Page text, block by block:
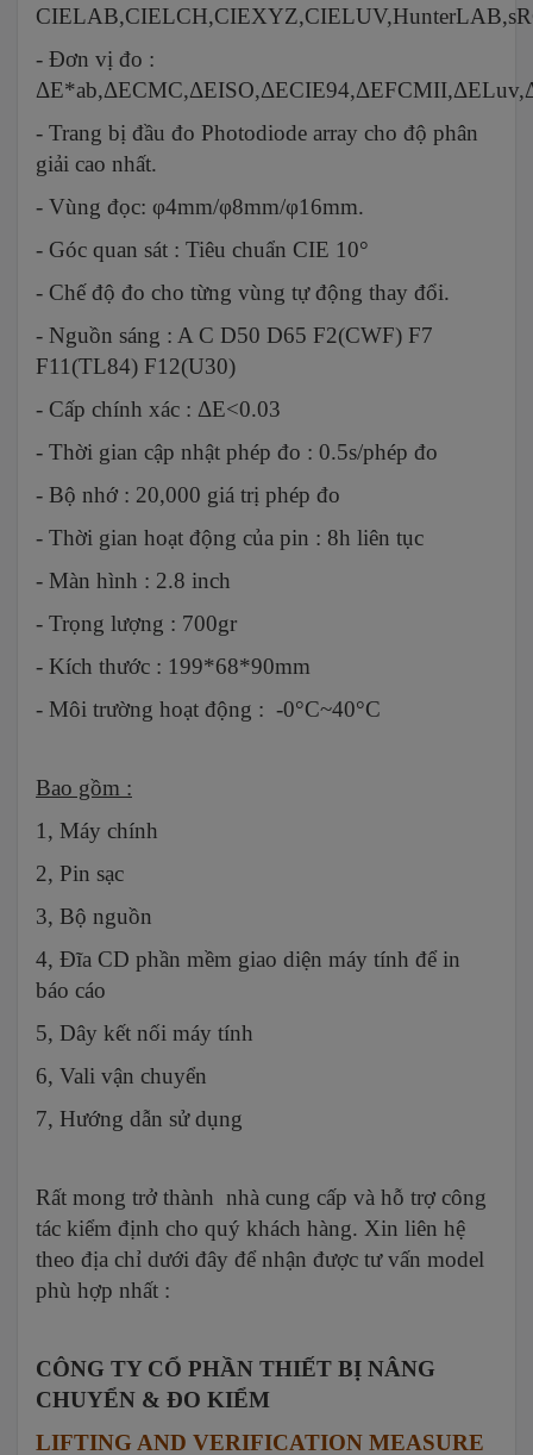
- Đơn vị đo :
- Trang bị đầu đo Photodiode array cho độ phân
giải cao nhất.
- Vùng đọc: φ4mm/φ8mm/φ16mm.
- Góc quan sát : Tiêu chuẩn CIE 10°
- Chế độ đo cho từng vùng tự động thay đổi.
- Nguồn sáng : A C D50 D65 F2(CWF) F7
F11(TL84) F12(U30)
- Cấp chính xác : ΔE<0.03
- Thời gian cập nhật phép đo : 0.5s/phép đo
- Bộ nhớ : 20,000 giá trị phép đo
- Thời gian hoạt động của pin : 8h liên tục
- Màn hình : 2.8 inch
- Trọng lượng : 700gr
- Kích thước : 199*68*90mm
- Môi trường hoạt động : -0°C~40°C
Bao gồm :
1, Máy chính
2, Pin sạc
3, Bộ nguồn
4, Đĩa CD phần mềm giao diện máy tính để in
báo cáo
5, Dây kết nối máy tính
6, Vali vận chuyển
7, Hướng dẫn sử dụng
Rất mong trở thành nhà cung cấp và hỗ trợ công
tác kiểm định cho quý khách hàng. Xin liên hệ
theo địa chỉ dưới đây để nhận được tư vấn model
phù hợp nhất :
CÔNG TY CỔ PHẦN THIẾT BỊ NÂNG
CHUYỂN & ĐO KIỂM
LIFTING AND VERIFICATION MEASURE